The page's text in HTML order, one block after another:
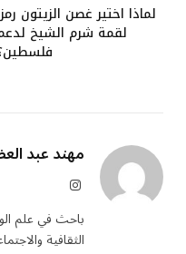
لماذا اختير غصن الزيتون
لقمة شرم الشيخ
مهند عبد
الانستغرام
باحث في علم
الثقافية